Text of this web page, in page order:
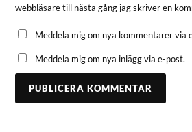
webbläsare till nästa gång jag skriver en
Meddela mig om nya kommentarer via
Meddela mig om nya inlägg via e-post.